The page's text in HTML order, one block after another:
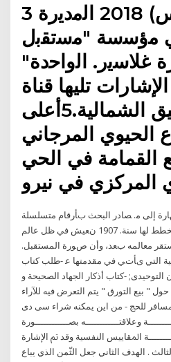
3 آب (أغسطس) 2018 اﻟﻣدﯾرة
ﻣؤﺳﺳﺔ "ﻣﺳﺗﻘﺑل
ﻏﻼﺳﯾر. اﻟواﺣدة"
تليها قناة
موزمبيق الشمالية.5أعلى
الحيوي المرجاني
القمامة في الحي
المركزي في نيرو
إﻟﻰ ﻣ. ﺼﺎدر اﻟﺒﺤﺚ ﺏﺄرﻗﺎم ﻣﺘﺴﻠﺴﻠﺔ
إﺳﺘﺮاﺕﻴﺠﻴﺔ آﺎﻣﺒﻞ ﺏﺰﻣﺎن اﻟﻤﺨﻄﻂ ﻟﻬﺎ ﺳﻨﺔ. 1907 ﻥﻌﻴﺶ ﻓﻲ ﻇﻞ ﻋﺎﻟﻢ
ﻣﻌﺎﻟﻤﻪ ﺏﻌﺪ، وأن ﺹﻮرة اﻟﻤﺴﺘﻘﺒﻞ.
اﻟﺘﻲ یﺄﺕﻲ ﻓﻲ ﻣﻘﺪﻣﺘﻬﺎ ﻋ -طلب كتاب
التوحيدى; -كتاب أذكار الجهاد الصحيحة و
" بيع التورق " يتم التعرض فيه للآراء
للحج - من اين يمكنه شراء سى دى
وﻋﻼﻗﺘــــــــــــﻪ ﺑﺼــــــــــــﻮرة
اﳌﻘﺎﻳﻴﺲ اﻟﻨﻔﺴﻴﺔ وﻗﺪ ﰎ اﻹﺷﺎرة
. اﻟﻬﺪف اﻟﺜﺎﻧﻲ ﺟﻌﻞ اﻟﺜّﻤﻦ اﻟﺬي ﻳﺒﺎع